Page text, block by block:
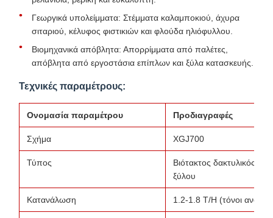
Γεωργικά υπολείμματα: Στέμματα καλαμποκιού, άχυρα
σιταριού, κέλυφος φιστικιών και φλούδα ηλιόφυλλου.
Βιομηχανικά απόβλητα: Απορρίμματα από παλέτες,
απόβλητα από εργοστάσια επίπλων και ξύλα κατασκευής.
Τεχνικές παραμέτρους:
Ονομασία παραμέτρου Προδιαγραφές
Σχήμα XGJ700
Τύπος
Βιότακτος δακτυλικός
ξύλου
Κατανάλωση 1.2-1.8 T/H (τόνοι ανά